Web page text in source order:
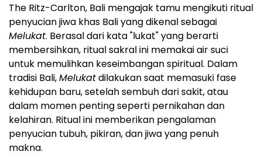
The Ritz-Carlton, Bali mengajak tamu mengikuti ritual
penyucian jiwa khas Bali yang dikenal sebagai
Melukat. Berasal dari kata "lukat" yang berarti
membersihkan, ritual sakral ini memakai air suci
untuk memulihkan keseimbangan spiritual. Dalam
tradisi Bali,Melukatdilakukan saat memasuki fase
kehidupan baru, setelah sembuh dari sakit, atau
dalam momen penting seperti pernikahan dan
kelahiran. Ritual ini memberikan pengalaman
penyucian tubuh, pikiran, dan jiwa yang penuh
makna.